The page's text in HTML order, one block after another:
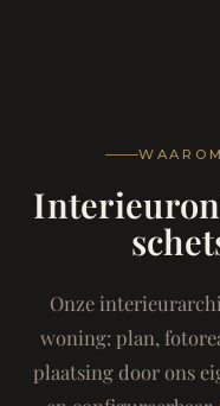
Onze
woning: plan,
plaatsing door ons